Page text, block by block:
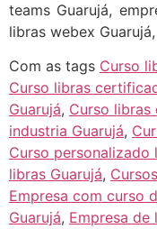
teams Guarujá,
libras webex
Com as tags Curso
Curso libras
Guarujá, Curso libras
industria Guarujá,
Curso personalizado
libras Guarujá,
Empresa com curso
Guarujá, Empresa de